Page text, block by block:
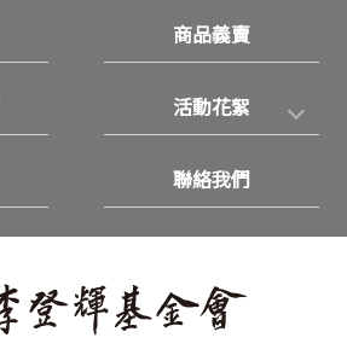
商品義賣
活動花絮
聯絡我們